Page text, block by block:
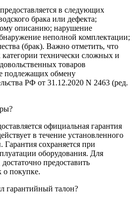
в следующих
брака или дефекта;
описанию; нарушение
неполной комплектации;
(брак). Важно отметить, что
технически сложных и
товаров
подлежащих обмену
РФ от 31.12.2020 N 2463 (ред.
официальная гарантия
в течение установленного
сохраняется при
оборудования. Для
предоставить
о покупке.
гарантийный талон?